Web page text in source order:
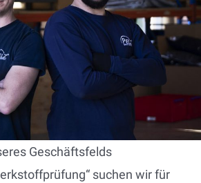
Geschäftsfelds
suchen wir für